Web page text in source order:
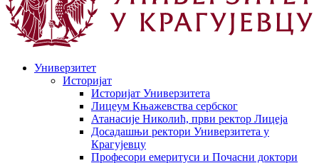
Универзитет
Историјат
Историјат Универзитета
Лицеум Књажевства сербског
Атанасије Николић, први ректор Лицеја
Досадашњи ректори Универзитета у
Крагујевцу
Професори емеритуси и Почасни доктори